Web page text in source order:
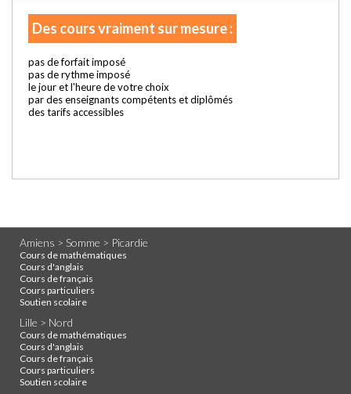
Des cours vraiment sur mesure :
pas de forfait imposé
pas de rythme imposé
le jour et l'heure de votre choix
par des enseignants compétents et diplômés
des tarifs accessibles
Amiens > Somme > Picardie
Cours de mathématiques
Cours d'anglais
Cours de français
Cours particuliers
Soutien scolaire
Lille > Nord
Cours de mathématiques
Cours d'anglais
Cours de français
Cours particuliers
Soutien scolaire